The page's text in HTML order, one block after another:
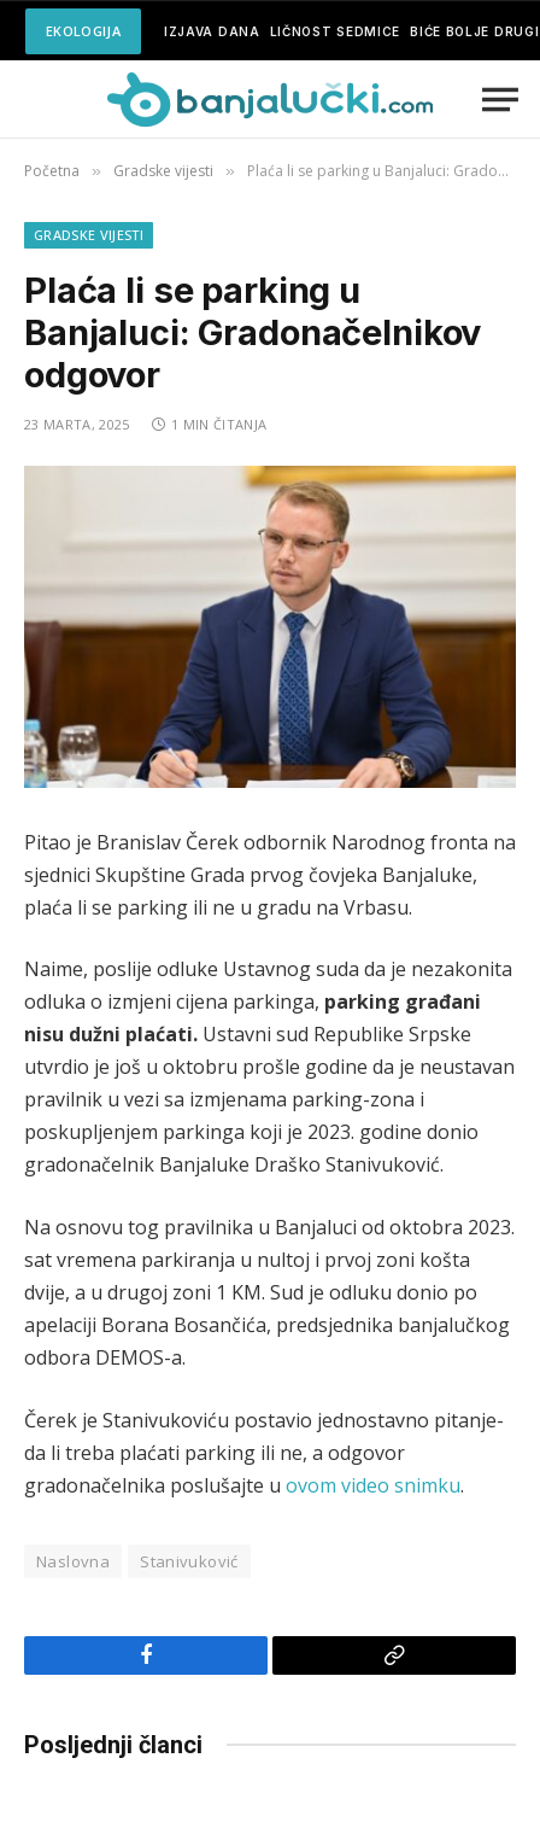
EKOLOGIJA IZJAVA DANA LIČNOST SEDMICE BIĆE BOLJE
Početna » Gradske vijesti » Plaća li se parking u Banjaluci: Gradonačelnikov odgovor
GRADSKE VIJESTI
Plaća li se parking u
Banjaluci: Gradonačelnikov
odgovor
23 MARTA, 2025 1 MIN ČITANJA
Pitao je Branislav Čerek odbornik Narodnog fronta na
sjednici Skupštine Grada prvog čovjeka Banjaluke,
plaća li se parking ili ne u gradu na Vrbasu.
Naime, poslije odluke Ustavnog suda da je nezakonita
odluka o izmjeni cijena parkinga, parking građani
nisu dužni plaćati. Ustavni sud Republike Srpske
utvrdio je još u oktobru prošle godine da je neustavan
pravilnik u vezi sa izmjenama parking-zona i
poskupljenjem parkinga koji je 2023. godine donio
gradonačelnik Banjaluke Draško Stanivuković.
Na osnovu tog pravilnika u Banjaluci od oktobra 2023.
sat vremena parkiranja u nultoj i prvoj zoni košta
dvije, a u drugoj zoni 1 KM. Sud je odluku donio po
apelaciji Borana Bosančića, predsjednika banjalučkog
odbora DЕMOS-a.
Čerek je Stanivukoviću postavio jednostavno pitanje-
da li treba plaćati parking ili ne, a odgovor
gradonačelnika poslušajte u ovom video snimku.
Naslovna Stanivuković
Facebook
Copy
Posljednji članci